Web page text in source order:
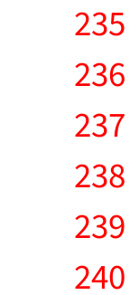
235
236
237
238
239
240